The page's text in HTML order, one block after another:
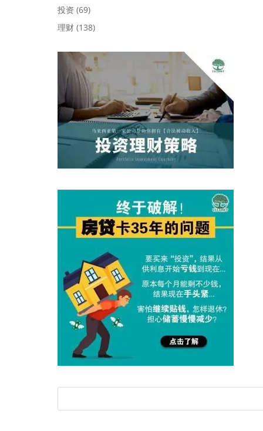
投资 (69)
理财 (138)